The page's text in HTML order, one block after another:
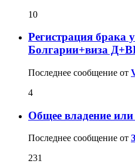
10
Регистрация брака
Болгарии+виза
Последнее сообщение от
4
Общее владение
Последнее сообщение от
231